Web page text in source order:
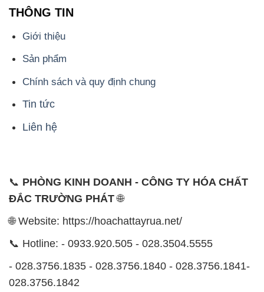
THÔNG TIN
Giới thiệu
Sản phẩm
Chính sách và quy định chung
Tin tức
Liên hệ
📞 PHÒNG KINH DOANH - CÔNG TY HÓA CHẤT
ĐẮC TRƯỜNG PHÁT🌐
🌐 Website: https://hoachattayrua.net/
📞 Hotline: - 0933.920.505 - 028.3504.5555
- 028.3756.1835 - 028.3756.1840 - 028.3756.1841-
028.3756.1842